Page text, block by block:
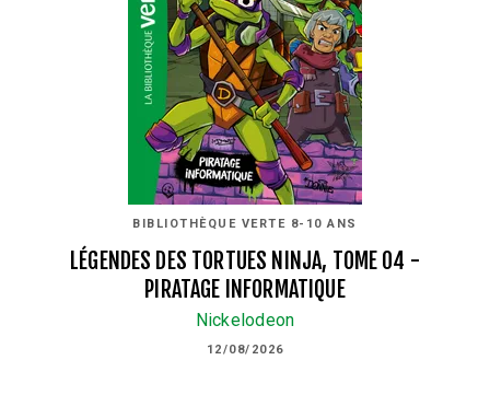
BIBLIOTHÈQUE VERTE 8-10 ANS
LÉGENDES DES TORTUES NINJA, TOME 04 -
PIRATAGE INFORMATIQUE
Nickelodeon
12/08/2026